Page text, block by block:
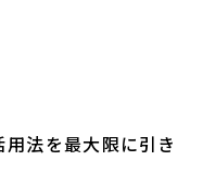
法を最大限に引き